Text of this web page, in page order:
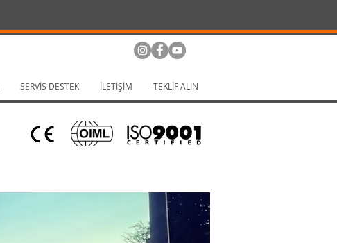
SERVİS DESTEK İLETİŞİM TEKLİF ALIN